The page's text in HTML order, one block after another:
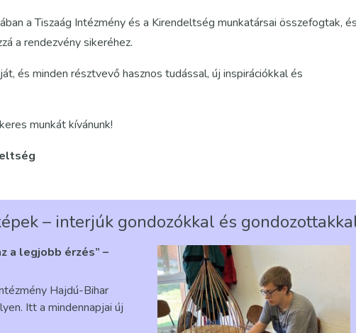
a Tiszaág Intézmény és a Kirendeltség munkatársai összefogtak,
a rendezvény sikeréhez.
és minden résztvevő hasznos tudással, új inspirációkkal és
munkát kívánunk!
– interjúk gondozókkal és
a legjobb érzés” –
Hajdú-Bihar
Itt a mindennapjai új